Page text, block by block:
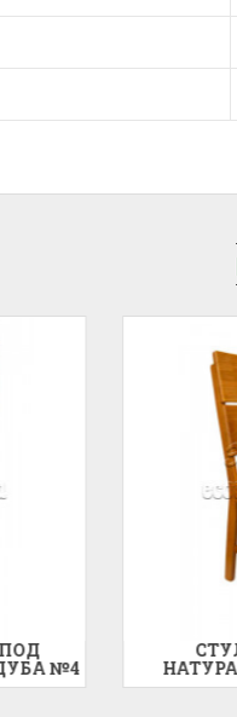
СТУЛ ИЗ
НАТУРАЛЬНОГО